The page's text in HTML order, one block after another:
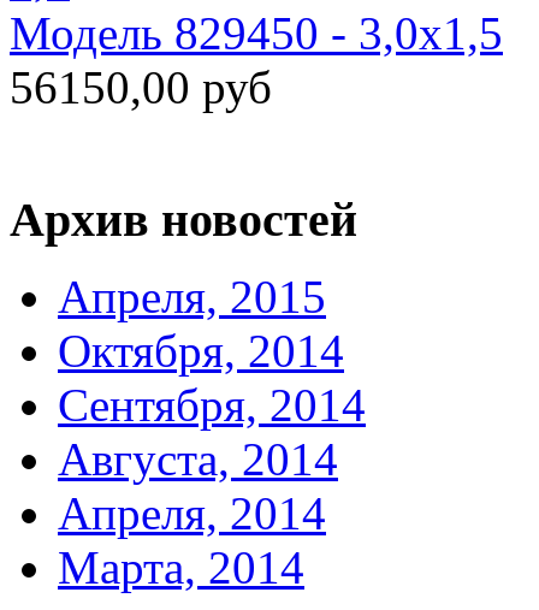
Модель 829450 - 3,0х1,5
56150,00 руб
Архив новостей
Апреля, 2015
Октября, 2014
Сентября, 2014
Августа, 2014
Апреля, 2014
Марта, 2014